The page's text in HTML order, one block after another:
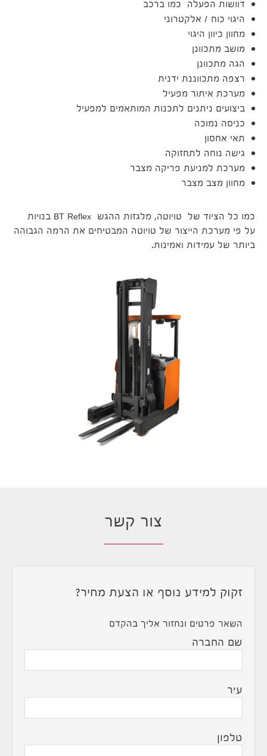
דוושות הפעלה כמו ברכב
היגוי כוח / אלקטרוני
מחוון כיוון היגוי
מושב מתכוונן
הגה מתכוונן
רצפה מתכווננת ידנית
מערכת איתור מפעיל
ביצועים ניתנים לתכנות המותאמים למפעיל
כניסה נמוכה
תאי אחסון
גישה נוחה לתחזוקה
מערכת למניעת פריקה מצבר
מחוון מצב מצבר
כמו כל הציוד של טויוטה, מלגזות ההגש BT Reflex בנויות
על פי מערכת הייצור של טויוטה המבטיחים את הרמה הגבוהה
ביותר של עמידות ואמינות.
צור קשר
זקוק למידע נוסף או הצעת מחיר?
השאר פרטים ונחזור אליך בהקדם
שם החברה
עיר
טלפון